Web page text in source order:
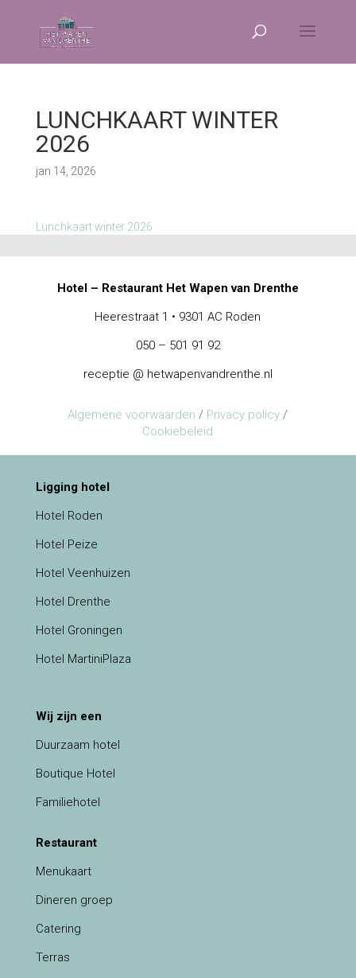
LUNCHKAART WINTER
2026
jan 14, 2026
Lunchkaart winter 2026
Hotel – Restaurant Het Wapen van Drenthe
Heerestraat 1 • 9301 AC Roden
050 – 501 91 92
receptie @ hetwapenvandrenthe.nl
Algemene voorwaarden / Privacy policy /
Cookiebeleid
Ligging hotel
Hotel Roden
Hotel Peize
Hotel Veenhuizen
Hotel Drenthe
Hotel Groningen
Hotel MartiniPlaza
Wij zijn een
Duurzaam hotel
Boutique Hotel
Familiehotel
Restaurant
Menukaart
Dineren groep
Catering
Terras